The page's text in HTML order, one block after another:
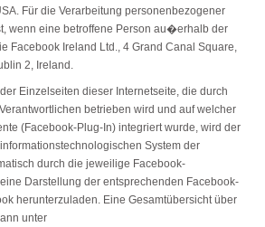
Für die Verarbeitung personenbezogener
wenn eine betroffene Person au�erhalb der
Facebook Ireland Ltd., 4 Grand Canal Square,
2, Ireland.
Einzelseiten dieser Internetseite, die durch
betrieben wird und auf welcher
(Facebook-Plug-In) integriert wurde, wird der
System der
durch die jeweilige Facebook-
Darstellung der entsprechenden Facebook-
herunterzuladen. Eine Gesamtübersicht über
unter